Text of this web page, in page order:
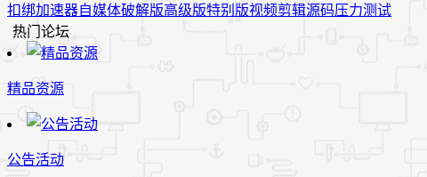
扣绑加速器自媒体破解版高级版特别版视频剪辑源码压力测试
热门论坛
精品资源
公告活动